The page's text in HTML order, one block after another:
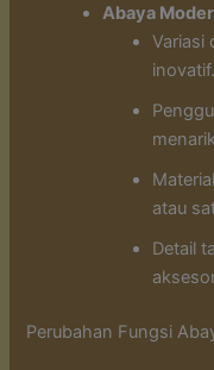
Abaya
Variasi
inovatif.
atau
Detail
Perubahan Fungsi